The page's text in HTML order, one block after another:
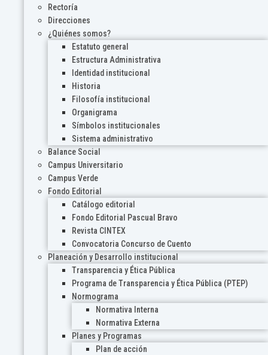
Rectoría
Direcciones
¿Quiénes somos?
Estatuto general
Estructura Administrativa
Identidad institucional
Historia
Filosofía institucional
Organigrama
Símbolos institucionales
Sistema administrativo
Balance Social
Campus Universitario
Campus Verde
Fondo Editorial
Catálogo editorial
Fondo Editorial Pascual Bravo
Revista CINTEX
Convocatoria Concurso de Cuento
Planeación y Desarrollo institucional
Transparencia y Ética Pública
Programa de Transparencia y Ética Pública (PTEP)
Normograma
Normativa Interna
Normativa Externa
Planes y Programas
Plan de acción